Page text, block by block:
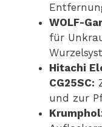
WOLF-
für
Hitachi
CG25SC:
und zur